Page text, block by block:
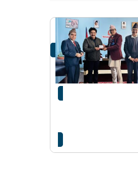
कलाकार सरोज खनालले
नागरिकता